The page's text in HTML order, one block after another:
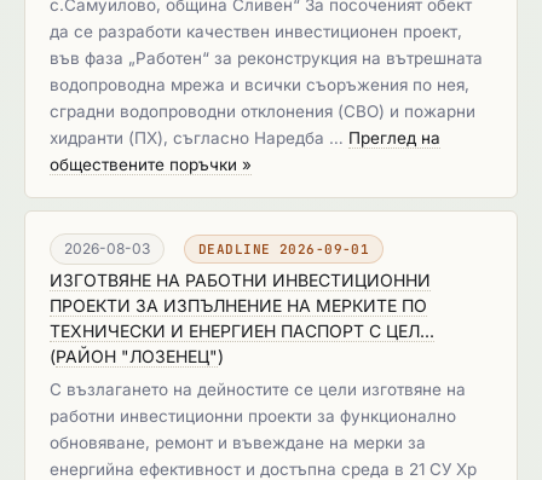
с.Самуилово, община Сливен“ За посоченият обект
да се разработи качествен инвестиционен проект,
във фаза „Работен“ за реконструкция на вътрешната
водопроводна мрежа и всички съоръжения по нея,
сградни водопроводни отклонения (СВО) и пожарни
хидранти (ПХ), съгласно Наредба … Преглед на
обществените поръчки »
2026-08-03 DEADLINE 2026-09-01
ИЗГОТВЯНЕ НА РАБОТНИ ИНВЕСТИЦИОННИ
ПРОЕКТИ ЗА ИЗПЪЛНЕНИЕ НА МЕРКИТЕ ПО
ТЕХНИЧЕСКИ И ЕНЕРГИЕН ПАСПОРТ С ЦЕЛ...
(РАЙОН "ЛОЗЕНЕЦ")
С възлагането на дейностите се цели изготвяне на
работни инвестиционни проекти за функционално
обновяване, ремонт и въвеждане на мерки за
енергийна ефективност и достъпна среда в 21 СУ Хр